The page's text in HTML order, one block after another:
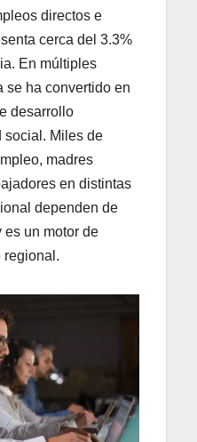
directos e
cerca del 3.3%
En múltiples
se ha convertido en
desarrollo
social. Miles de
madres
en distintas
dependen de
es un motor de
regional.